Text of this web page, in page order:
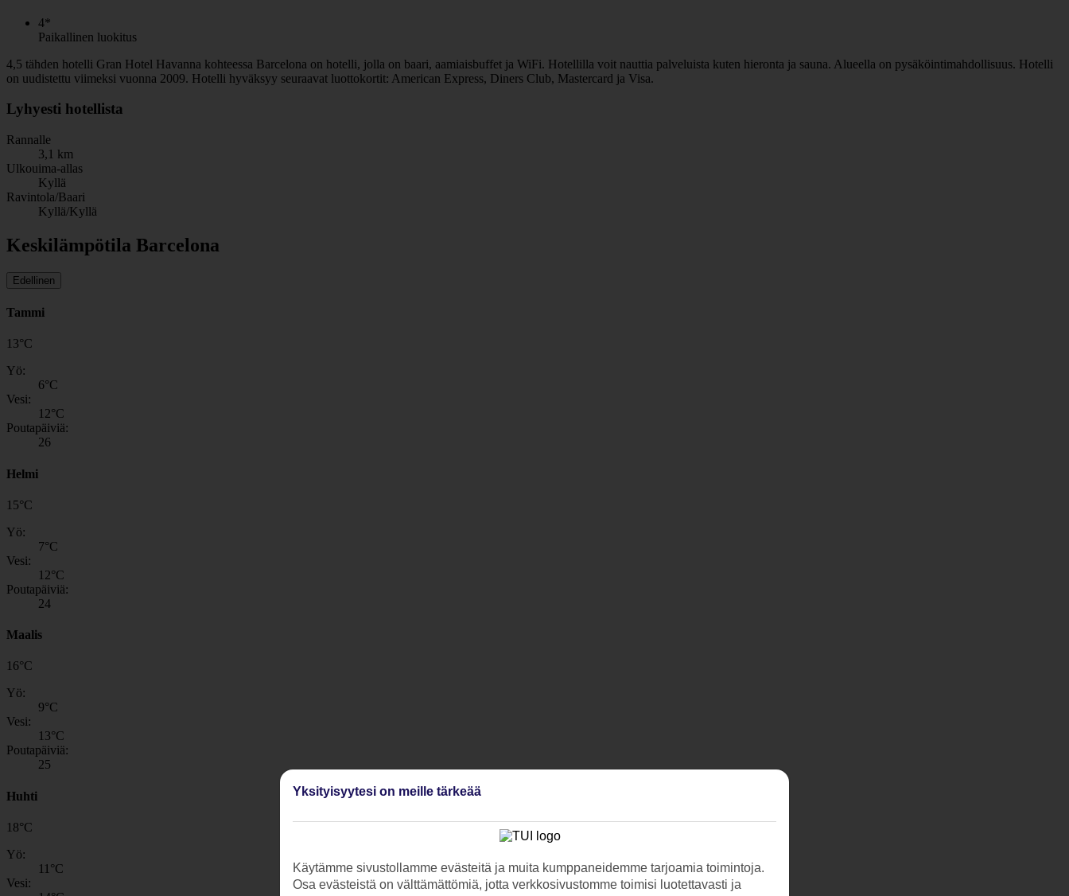
4*
Paikallinen luokitus
4,5 tähden hotelli Gran Hotel Havanna kohteessa Barcelona on hotelli, jolla on baari, aamiaisbuffet ja WiFi. Hotellilla voit nauttia palveluista kuten hieronta ja sauna. Alueella on pysäköintimahdollisuus. Hotelli
on uudistettu viimeksi vuonna 2009. Hotelli hyväksyy seuraavat luottokortit: American Express, Diners Club, Mastercard ja Visa.
Lyhyesti hotellista
Rannalle
3,1 km
Ulkouima-allas
Kyllä
Ravintola/Baari
Kyllä/Kyllä
Keskilämpötila Barcelona
Edellinen
Tammi
13°C
Yö:
6°C
Vesi:
12°C
Poutapäiviä:
26
Helmi
15°C
Yö:
7°C
Vesi:
12°C
Poutapäiviä:
24
Maalis
16°C
Yö:
9°C
Vesi:
13°C
Poutapäiviä:
25
Huhti
18°C
Yö:
11 °C
Vesi:
Yksityisyytesi on meille tärkeää
Käytämme sivustollamme evästeitä ja muita kumppaneidemme tarjoamia toimintoja.
Osa evästeistä on välttämättömiä, jotta verkkosivustomme toimisi luotettavasti ja